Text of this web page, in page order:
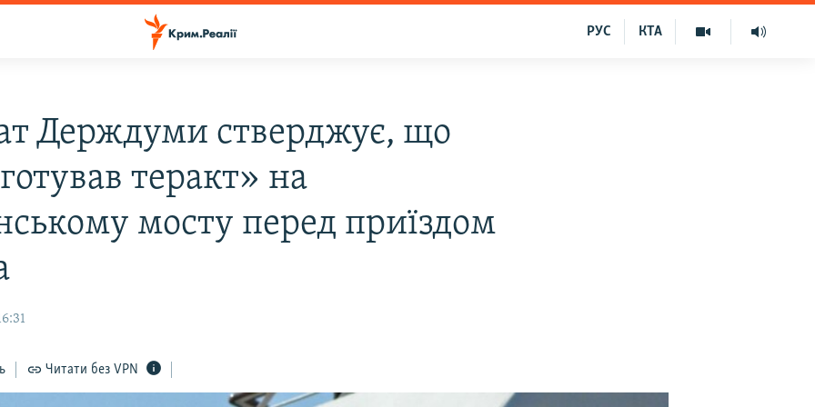
КТА
РУС
Держдуми стверджує, що
теракт» на
мосту перед приїздом
Читати без VPN